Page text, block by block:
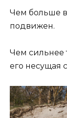
Чем больше
подвижен.
Чем сильнее
его несущая